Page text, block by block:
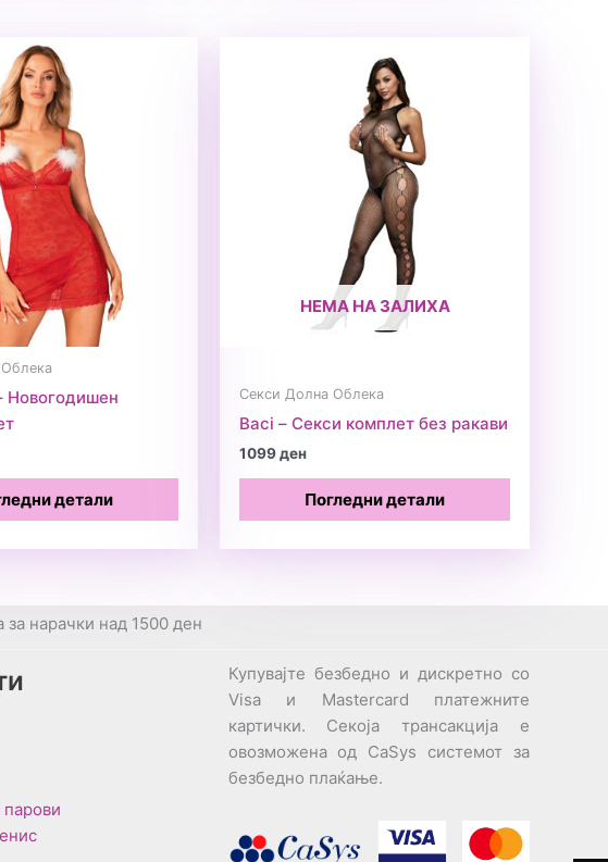
Новогодишен
детали
НЕМА НА ЗАЛИХА
Секси Долна Облека
Baci – Секси комплет без ракави
1099ден
Погледни детали
за нарачки над 1500 ден
парови
Купувајте безбедно и дискретно со
Visa и Mastercard платежните
картички. Секоја трансакција е
овозможена од CaSys системот за
безбедно плаќање.